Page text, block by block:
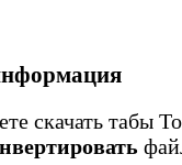
скачать табы